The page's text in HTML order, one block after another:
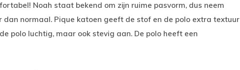
Noah staat bekend om zijn ruime pasvorm, dus neem
dan normaal. Pique katoen geeft de stof en de polo extra textuur
polo luchtig, maar ook stevig aan. De polo heeft een